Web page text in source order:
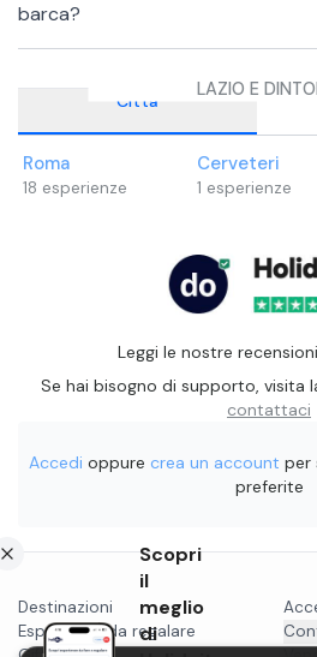
barca?
LAZIO E
Città
Roma
18 esperienze
Cerveteri
1 esperienze
Leggi le nostre
Se hai bisogno di supporto, visita
contattaci
Accedi oppure crea un account per
preferite
Destinazioni
Esperienze da regalare
Scopri
il
meglio
di